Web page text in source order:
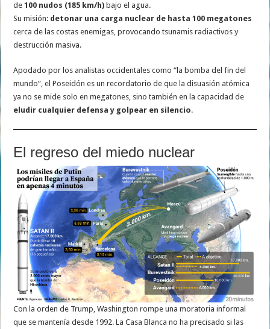
de100 nudos (185 km/h) bajo el agua.
Su misión: detonar una carga nuclear de hasta 100 megatones
cerca de las costas enemigas, provocando tsunamis radiactivos y
destrucción masiva.
Apodado por los analistas occidentales como “la bomba del fin del
mundo”, el Poseidón es un recordatorio de que la disuasión atómica
ya no se mide solo en megatones, sino también en la capacidad de
eludir cualquier defensa y golpear en silencio.
El regreso del miedo nuclear
Con la orden de Trump, Washington rompe una moratoria informal
que se mantenía desde 1992. La Casa Blanca no ha precisado si las